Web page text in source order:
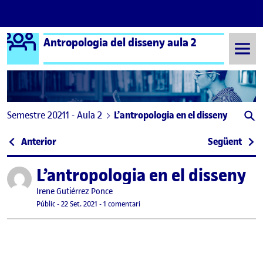
Saltar al contingut
Logo Ágora
Antropologia del disseny aula 2
Semestre 20211 - Aula 2 L’antropologia en el disseny
Navegació d'entrades
Anterior: Benvinguts i benvingudes! Següent:
Publicat perL’antropologia en el disseny
Publicat per
Irene Gutiérrez Ponce
Visibilitat:
Públic-Data de publicació
22 Set. 2021 6 octubre, 2021 5:43 pm
-1 comentaria L’antropologia en el disseny